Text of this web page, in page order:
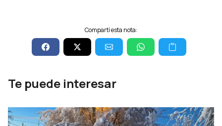
Compartí esta nota:
Te puede interesar